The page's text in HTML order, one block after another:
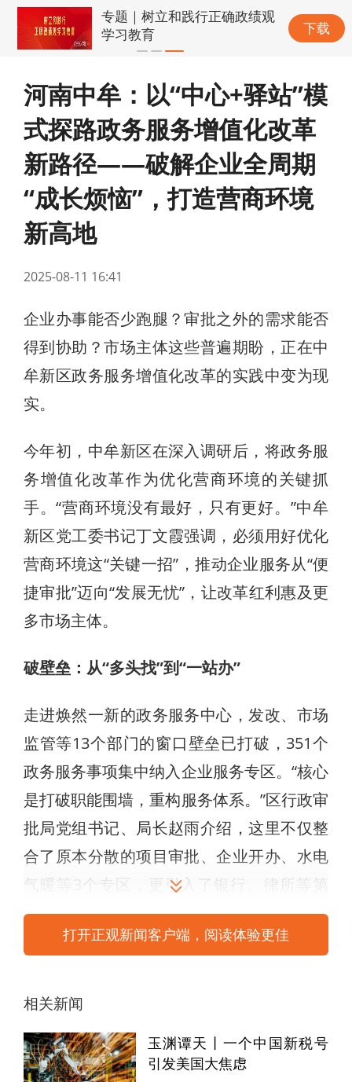
专题｜树立和践行正确政绩观
学习教育
下载
河南中牟：以“中心+驿站”模
式探路政务服务增值化改革
新路径——破解企业全周期
“成长烦恼”，打造营商环境
新高地
2025-08-11 16:41
企业办事能否少跑腿？审批之外的需求能否
得到协助？市场主体这些普遍期盼，正在中
牟新区政务服务增值化改革的实践中变为现
实。
今年初，中牟新区在深入调研后，将政务服
务增值化改革作为优化营商环境的关键抓
手。“营商环境没有最好，只有更好。”中牟
新区党工委书记丁文霞强调，必须用好优化
营商环境这“关键一招”，推动企业服务从“便
捷审批”迈向“发展无忧”，让改革红利惠及更
多市场主体。
破壁垒：从“多头找”到“一站办”
走进焕然一新的政务服务中心，发改、市场
监管等13个部门的窗口壁垒已打破，351个
政务服务事项集中纳入企业服务专区。“核心
是打破职能围墙，重构服务体系。”区行政审
批局党组书记、局长赵雨介绍，这里不仅整
合了原本分散的项目审批、企业开办、水电
气暖等3个专区，更引入了银行、律所等第
三方机构，形成涉企服务“强磁场”。
为将服务触角延伸至产业一线，新区在高新
3个试点驿站，构建“中心+驿站”矩阵式服务
网。同时，选派40名业务骨干组建助企专员
队伍，提供涵盖清单内外帮办代办、金融、
打开正观新闻客户端，阅读体验更佳
相关新闻
玉渊谭天丨一个中国新税号
引发美国大焦虑